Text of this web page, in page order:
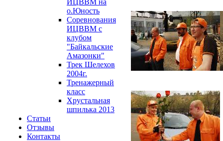
ИЦВВМ на
о.Юность
Соревнования
ИЦВВМ с
клубом
"Байкальские
Амазонки"
Трек Шелехов
2004г.
Тренажерный
класс
Хрустальная
шпилька 2013
Статьи
Отзывы
Контакты